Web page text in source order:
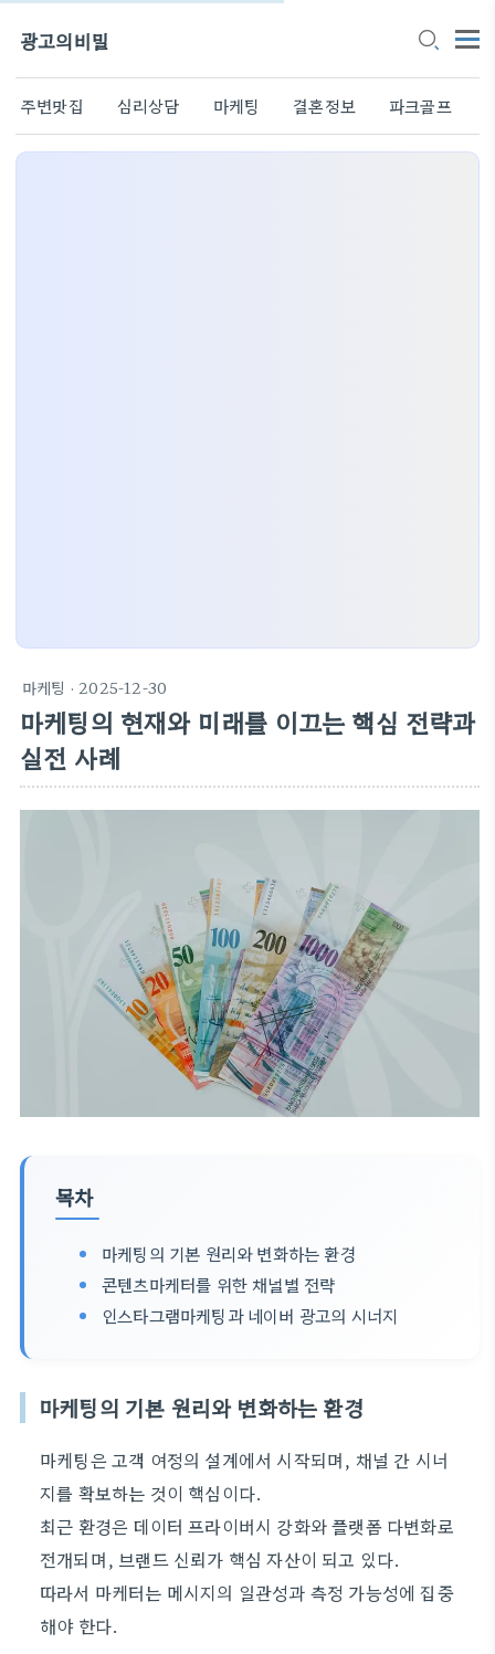
광고의비밀
주변맛집 심리상담 마케팅 결혼정보 파크골프
마케팅 · 2025-12-30
마케팅의 현재와 미래를 이끄는 핵심 전략과
실전 사례
목차
마케팅의 기본 원리와 변화하는 환경
콘텐츠마케터를 위한 채널별 전략
인스타그램마케팅과 네이버 광고의 시너지
마케팅의 기본 원리와 변화하는 환경
마케팅은 고객 여정의 설계에서 시작되며, 채널 간 시너
지를 확보하는 것이 핵심이다.
최근 환경은 데이터 프라이버시 강화와 플랫폼 다변화로
전개되며, 브랜드 신뢰가 핵심 자산이 되고 있다.
따라서 마케터는 메시지의 일관성과 측정 가능성에 집중
해야 한다.